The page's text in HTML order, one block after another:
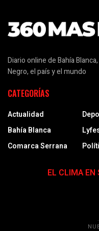
Diario online de Bahía
Negro, el país y el mundo
CATEGORÍAS
Actualidad
Bahía Blanca
Comarca Serrana
EL CLIMA EN